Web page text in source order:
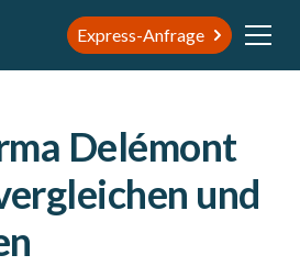
Express-Anfrage
Delémont
und